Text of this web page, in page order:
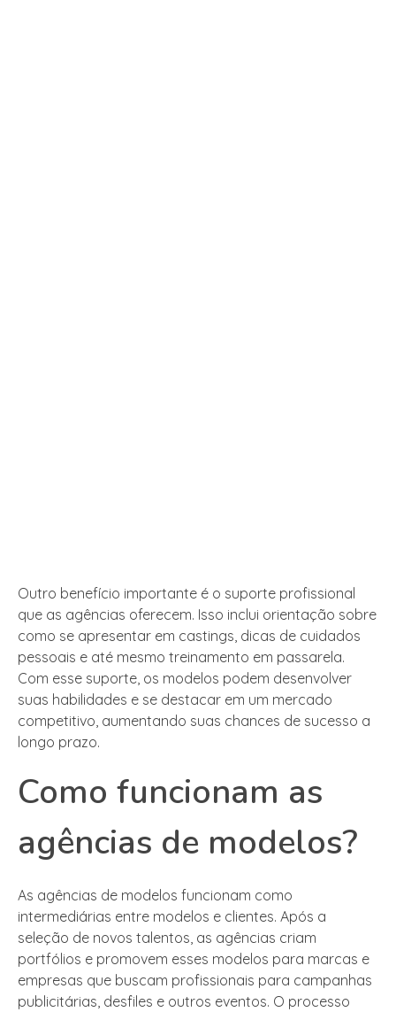
Outro benefício importante é o suporte profissional
que as agências oferecem. Isso inclui orientação sobre
como se apresentar em castings, dicas de cuidados
pessoais e até mesmo treinamento em passarela.
Com esse suporte, os modelos podem desenvolver
suas habilidades e se destacar em um mercado
competitivo, aumentando suas chances de sucesso a
longo prazo.
Como funcionam as
agências de modelos?
As agências de modelos funcionam como
intermediárias entre modelos e clientes. Após a
seleção de novos talentos, as agências criam
portfólios e promovem esses modelos para marcas e
empresas que buscam profissionais para campanhas
publicitárias, desfiles e outros eventos. O processo